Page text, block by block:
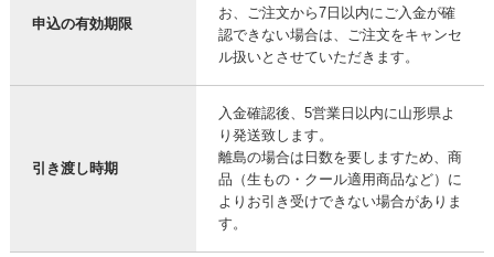
申込の有効期限
お、ご注文から7日以内にご入金が確
認できない場合は、ご注文をキャンセ
ル扱いとさせていただきます。
引き渡し時期
入金確認後、5営業日以内に山形県よ
り発送致します。
離島の場合は日数を要しますため、商
品（生もの・クール適用商品など）に
よりお引き受けできない場合がありま
す。